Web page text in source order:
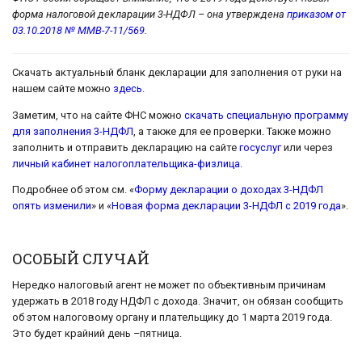
форма налоговой декларации 3-НДФЛ – она утверждена приказом от
03.10.2018 № ММВ-7-11/569
Скачать актуальный бланк декларации для заполнения от руки на
нашем сайте можно здесь
Заметим, что на сайте ФНС можно скачать специальную программу
для заполнения 3-НДФЛ , а также для ее проверки. Также можно
заполнить и отправить декларацию на сайте госуслугили через
личный кабинет налогоплательщика-физлица
Подробнее об этом см. «Форму декларации о доходах 3-НДФЛ
опять изменили» и «Новая форма декларации 3-НДФЛ с 2019 года».
ОСОБЫЙ СЛУЧАЙ
Нередко налоговый агент не может по объективным причинам
удержать в 2018 году НДФЛ с дохода. Значит, он обязан сообщить
об этом налоговому органу и плательщику до 1 марта 2019 года.
Это будет крайний день –пятница.